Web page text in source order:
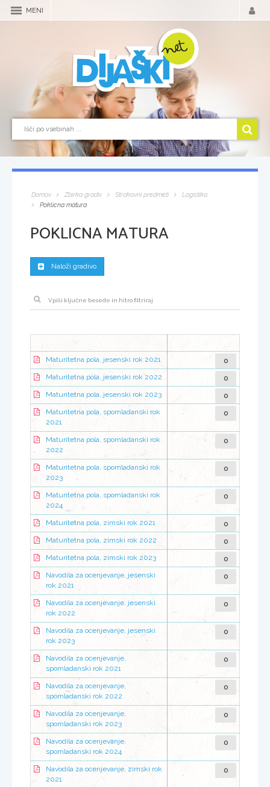
MENI
Domov Zbirka gradiv Strokovni predmeti
Logistika
Poklicna matura
POKLICNA MATURA
Naloži gradivo
Maturitetna pola, jesenski rok 2021 0
Maturitetna pola, jesenski rok 2022 0
Maturitetna pola, jesenski rok 2023 0
Maturitetna pola, spomladanski rok
2021
0
Maturitetna pola, spomladanski rok
2022
0
Maturitetna pola, spomladanski rok
2023
0
Maturitetna pola, spomladanski rok
2024
0
Maturitetna pola, zimski rok 2021 0
Maturitetna pola, zimski rok 2022 0
Maturitetna pola, zimski rok 2023 0
Navodila za ocenjevanje, jesenski
rok 2021
0
Navodila za ocenjevanje, jesenski
rok 2022
0
Navodila za ocenjevanje, jesenski
rok 2023
0
Navodila za ocenjevanje,
spomladanski rok 2021
0
Navodila za ocenjevanje,
spomladanski rok 2022
0
Navodila za ocenjevanje,
spomladanski rok 2023
0
Navodila za ocenjevanje,
spomladanski rok 2024
0
Navodila za ocenjevanje, zimski rok
2021
0